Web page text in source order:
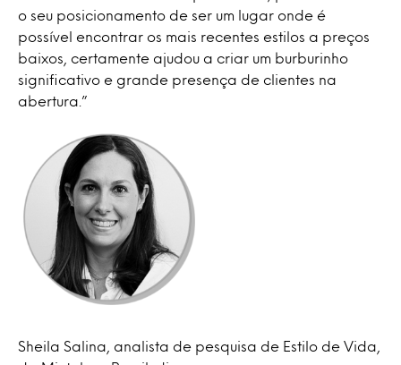
o seu posicionamento de ser um lugar onde é
possível encontrar os mais recentes estilos a preços
baixos, certamente ajudou a criar um burburinho
significativo e grande presença de clientes na
abertura.”
Sheila Salina, analista de pesquisa de Estilo de Vida,